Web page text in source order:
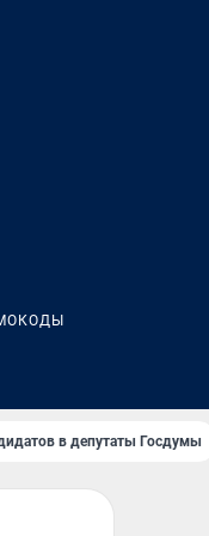
в депутаты Госдумы